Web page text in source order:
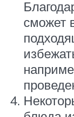
сможет